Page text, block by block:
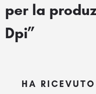
per la
Dpi”
HA